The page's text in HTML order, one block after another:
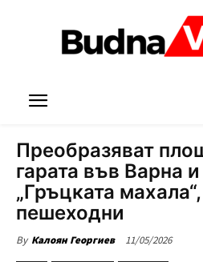
Преобразяват
гарата във Варна
„Гръцката
пешеходни
By Калоян Георгиев 11/05/2026